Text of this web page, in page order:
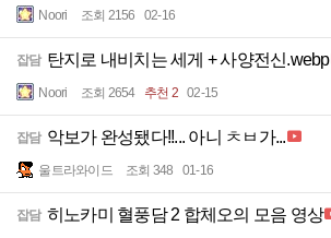
Noori 조회 2156 02-16
잡담 탄지로 내비치는 세게 + 사양전신.webp
Noori 조회 2654 추천 2 02-15
잡담 악보가 완성됐다!!... 아니 ㅊㅂ가...
울트라와이드 조회 348 01-16
잡담 히노카미 혈풍담 2 합체오의 모음 영상